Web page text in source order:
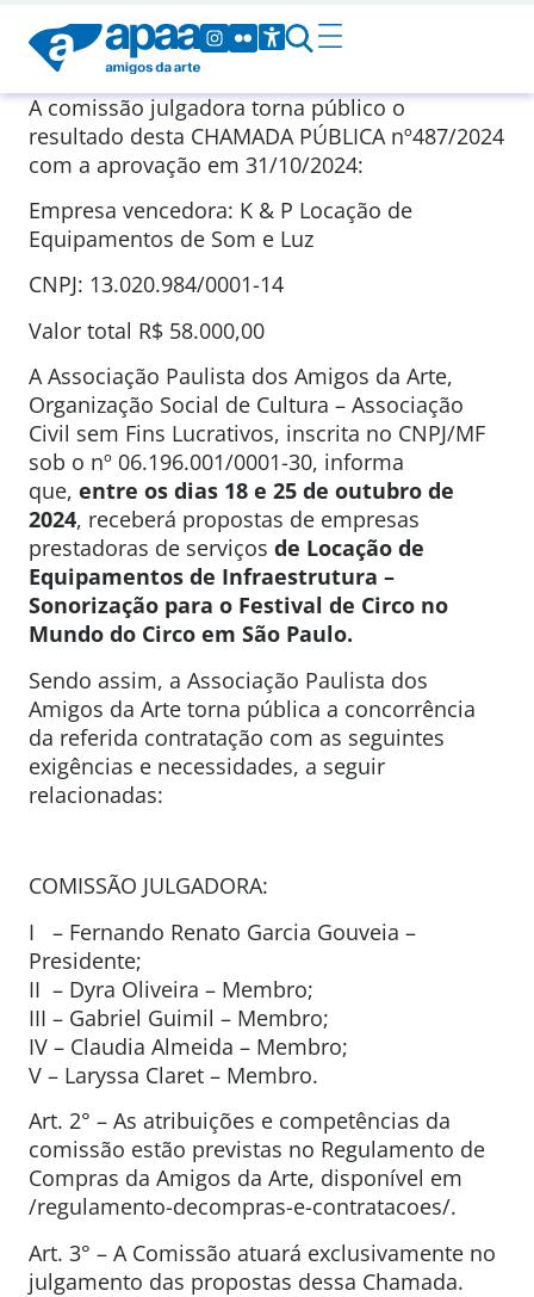
A comissão julgadora torna público o
resultado desta CHAMADA PÚBLICA nº487/2024
com a aprovação em 31/10/2024:
Empresa vencedora: K & P Locação de
Equipamentos de Som e Luz
CNPJ: 13.020.984/0001-14
Valor total R$ 58.000,00
A Associação Paulista dos Amigos da Arte,
Organização Social de Cultura – Associação
Civil sem Fins Lucrativos, inscrita no CNPJ/MF
sob o nº 06.196.001/0001-30, informa
que, entre os dias 18 e 25 de outubro de
2024, receberá propostas de empresas
prestadoras de serviços de Locação de
Equipamentos de Infraestrutura –
Sonorização para o Festival de Circo no
Mundo do Circo em São Paulo.
Sendo assim, a Associação Paulista dos
Amigos da Arte torna pública a concorrência
da referida contratação com as seguintes
exigências e necessidades, a seguir
relacionadas:
COMISSÃO JULGADORA:
I – Fernando Renato Garcia Gouveia –
Presidente;
II – Dyra Oliveira – Membro;
III – Gabriel Guimil – Membro;
IV – Claudia Almeida – Membro;
V – Laryssa Claret – Membro.
Art. 2° – As atribuições e competências da
comissão estão previstas no Regulamento de
Compras da Amigos da Arte, disponível em
/regulamento-decompras-e-contratacoes/.
Art. 3° – A Comissão atuará exclusivamente no
julgamento das propostas dessa Chamada.